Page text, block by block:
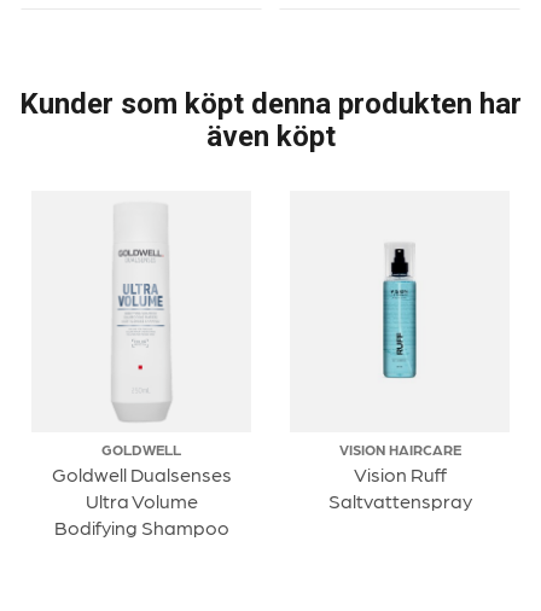
Kunder som köpt denna produkten har
även köpt
GOLDWELL
Goldwell Dualsenses
Ultra Volume
Bodifying Shampoo
VISION HAIRCARE
Vision Ruff
Saltvattenspray